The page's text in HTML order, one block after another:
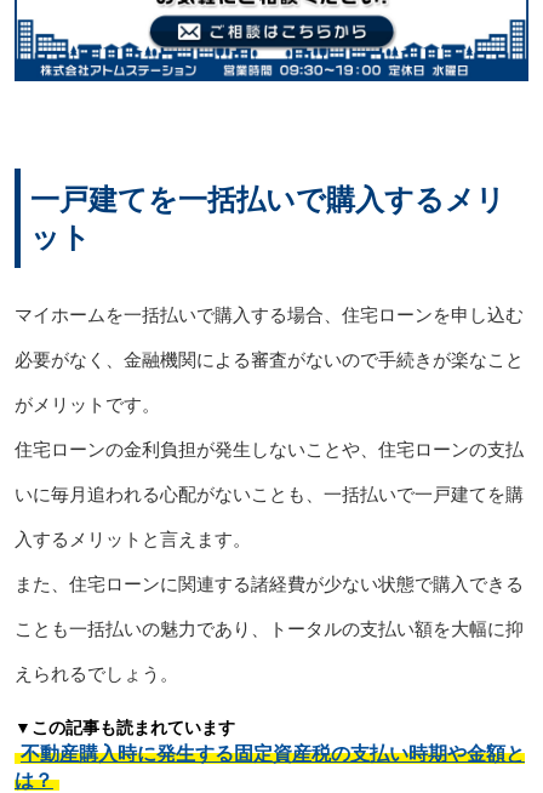
一戸建てを一括払いで購入するメリ
ット
マイホームを一括払いで購入する場合、住宅ローンを申し込む
必要がなく、金融機関による審査がないので手続きが楽なこと
がメリットです。
住宅ローンの金利負担が発生しないことや、住宅ローンの支払
いに毎月追われる心配がないことも、一括払いで一戸建てを購
入するメリットと言えます。
また、住宅ローンに関連する諸経費が少ない状態で購入できる
ことも一括払いの魅力であり、トータルの支払い額を大幅に抑
えられるでしょう。
▼この記事も読まれています
不動産購入時に発生する固定資産税の支払い時期や金額と
は？